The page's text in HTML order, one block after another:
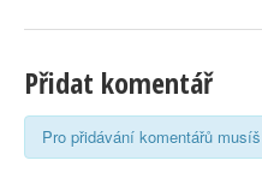
Přidat komentář
Pro přidávání komentářů